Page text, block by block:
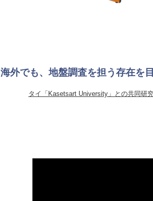
海外でも、地盤調査を担う存在を
タイ「Kasetsart University」との共同研